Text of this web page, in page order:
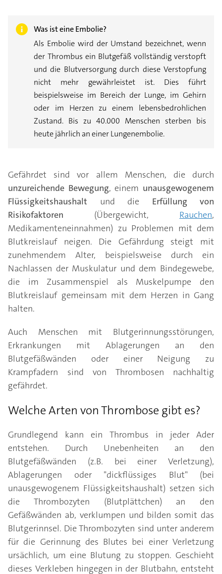
Was ist eine Embolie?
Als Embolie wird der Umstand bezeichnet, wenn
der Thrombus ein Blutgefäß vollständig verstopft
und die Blutversorgung durch diese Verstopfung
nicht mehr gewährleistet ist. Dies führt
beispielsweise im Bereich der Lunge, im Gehirn
oder im Herzen zu einem lebensbedrohlichen
Zustand. Bis zu 40.000 Menschen sterben bis
heute jährlich an einer Lungenembolie.
Gefährdet sind vor allem Menschen, die durch
unzureichende Bewegung, einem unausgewogenem
Flüssigkeitshaushalt und die Erfüllung von
Risikofaktoren (Übergewicht, Rauchen,
Medikamenteneinnahmen) zu Problemen mit dem
Blutkreislauf neigen. Die Gefährdung steigt mit
zunehmendem Alter, beispielsweise durch ein
Nachlassen der Muskulatur und dem Bindegewebe,
die im Zusammenspiel als Muskelpumpe den
Blutkreislauf gemeinsam mit dem Herzen in Gang
halten.
Auch Menschen mit Blutgerinnungsstörungen,
Erkrankungen mit Ablagerungen an den
Blutgefäßwänden oder einer Neigung zu
Krampfadern sind von Thrombosen nachhaltig
gefährdet.
Welche Arten von Thrombose gibt es?
Grundlegend kann ein Thrombus in jeder Ader
entstehen. Durch Unebenheiten an den
Blutgefäßwänden (z.B. bei einer Verletzung),
Ablagerungen oder "dickflüssiges Blut" (bei
unausgewogenem Flüssigkeitshaushalt) setzen sich
die Thrombozyten (Blutplättchen) an den
Gefäßwänden ab, verklumpen und bilden somit das
Blutgerinnsel. Die Thrombozyten sind unter anderem
für die Gerinnung des Blutes bei einer Verletzung
ursächlich, um eine Blutung zu stoppen. Geschieht
dieses Verkleben hingegen in der Blutbahn, entsteht